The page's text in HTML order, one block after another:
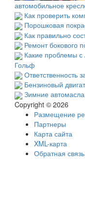
автомобильное
Как проверить
Порошковая
Как правильно
Ремонт бокового
Какие проблемы с
Гольф
Ответственность
Бензиновый
Зимние
Copyright © 2026
Размещение
Партнеры
Карта сайта
XML-карта
Обратная связь